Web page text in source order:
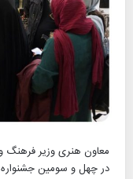
معاون هنری وزیر فرهنگ
در چهل و سومین